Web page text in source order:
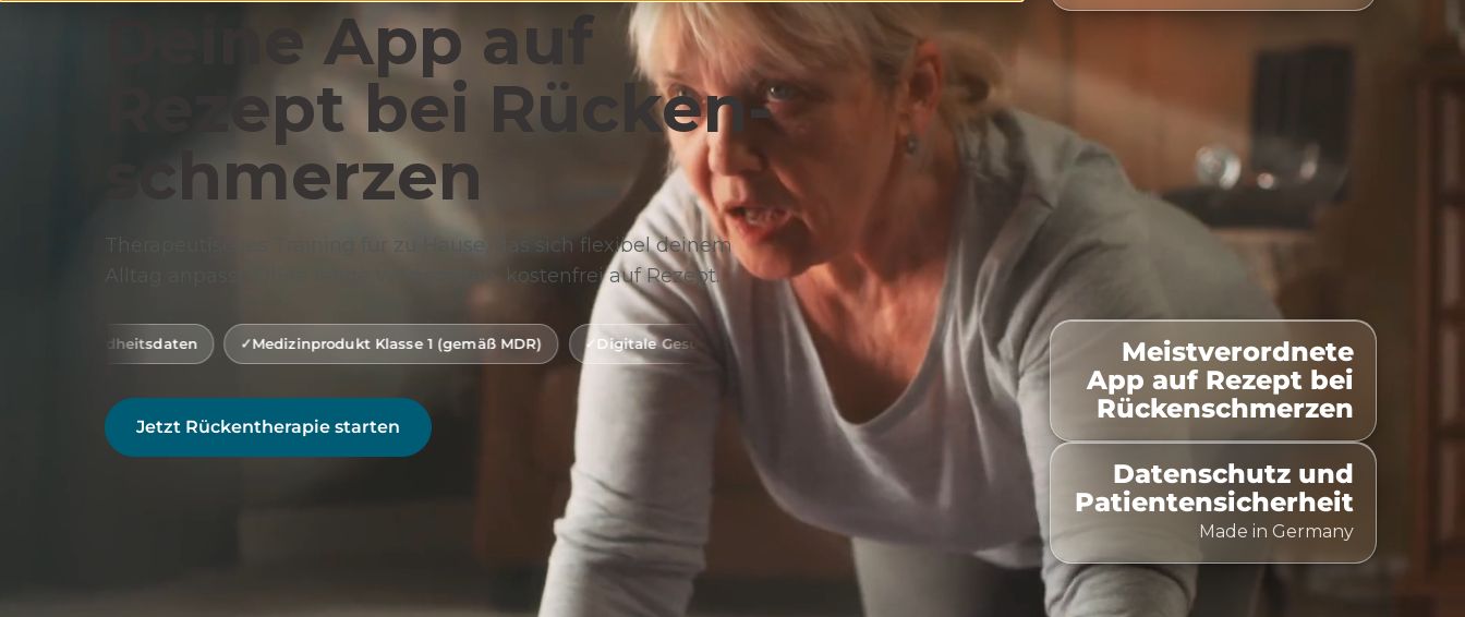
Meistverordnete
App auf Rezept bei
Rückenschmerzen
Datenschutz und
Patientensicherheit
Made in Germany
Deine App auf
Rezept bei Rücken­
schmerzen
Therapeutisches Training für zu Hause, das sich flexibel deinem
Alltag anpasst. Ohne lange Wartezeiten, kostenfrei auf Rezept.
Medizinprodukt Klasse 1 (gemäß MDR) Digitale Gesundheitsanwendung (DiGA) BfArM-gelistet 100% Kostenübernahme Zeitlich flexibel nutzbar
Jetzt Rückentherapie starten